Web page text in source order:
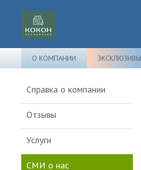
О КОМПАНИИ ЭКСКЛЮЗИВЫ
Справка о компании
Отзывы
Услуги
СМИ о нас